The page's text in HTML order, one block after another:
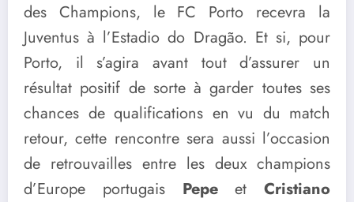
des Champions, le FC Porto recevra la
Juventus à l’Estadio do Dragão. Et si, pour
Porto, il s’agira avant tout d’assurer un
résultat positif de sorte à garder toutes ses
chances de qualifications en vu du match
retour, cette rencontre sera aussi l’occasion
de retrouvailles entre les deux champions
d’Europe portugais Pepeet Cristiano